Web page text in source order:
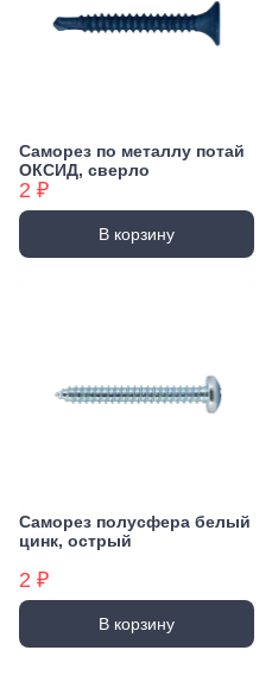
Саморез по металлу потай
ОКСИД, сверло
2 ₽
В корзину
Саморез полусфера белый
цинк, острый
2 ₽
В корзину